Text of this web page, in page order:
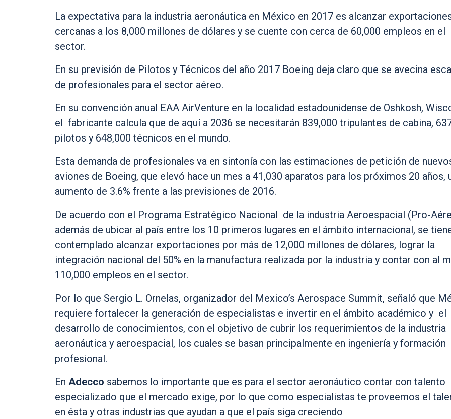
La expectativa para la industria aeronáutica en México en 2017 es alcanzar
cercanas a los 8,000 millones de dólares y se cuente con cerca de 60,000 empleos en el
sector.
En su previsión de Pilotos y Técnicos del año 2017 Boeing deja claro que se avecina
de profesionales para el sector aéreo.
En su convención anual EAA AirVenture en la localidad estadounidense de Oshkosh,
el fabricante calcula que de aquí a 2036 se necesitarán 839,000 tripulantes de cabina,
pilotos y 648,000 técnicos en el mundo.
Esta demanda de profesionales va en sintonía con las estimaciones de petición de
aviones de Boeing, que elevó hace un mes a 41,030 aparatos para los próximos 20 años,
aumento de 3.6% frente a las previsiones de 2016.
De acuerdo con el Programa Estratégico Nacional de la industria Aeroespacial (Pro-
además de ubicar al país entre los 10 primeros lugares en el ámbito internacional, se
contemplado alcanzar exportaciones por más de 12,000 millones de dólares, lograr la
integración nacional del 50% en la manufactura realizada por la industria y contar con al
110,000 empleos en el sector.
Por lo que Sergio L. Ornelas, organizador del Mexico’s Aerospace Summit, señaló que
requiere fortalecer la generación de especialistas e invertir en el ámbito académico y el
desarrollo de conocimientos, con el objetivo de cubrir los requerimientos de la industria
aeronáutica y aeroespacial, los cuales se basan principalmente en ingeniería y formación
profesional.
En Adecco sabemos lo importante que es para el sector aeronáutico contar con talento
especializado que el mercado exige, por lo que como especialistas te proveemos el
en ésta y otras industrias que ayudan a que el país siga creciendo